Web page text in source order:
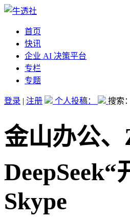
首页
快讯
企业 AI 决策平台
专栏
专题
登录 | 注册 个人投稿： 搜索：
金山办公
Skype